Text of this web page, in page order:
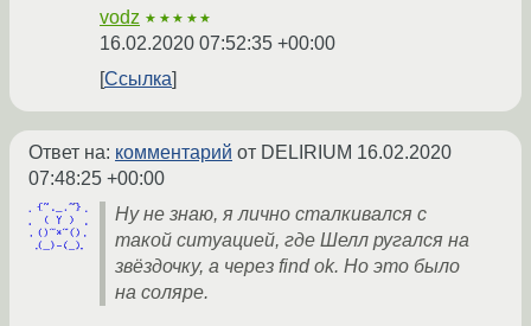
vodz ★★★★★
16.02.2020 07:52:35 +00:00
Ссылка
Ответ на: комментарий от DELIRIUM 16.02.2020
07:48:25 +00:00
Ну не знаю, я лично сталкивался с
такой ситуацией, где Шелл ругался на
звёздочку, а через find ok. Но это было
на соляре.